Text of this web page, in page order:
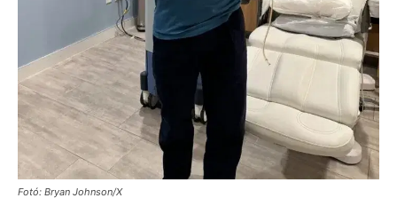
Fotó: Bryan Johnson/X